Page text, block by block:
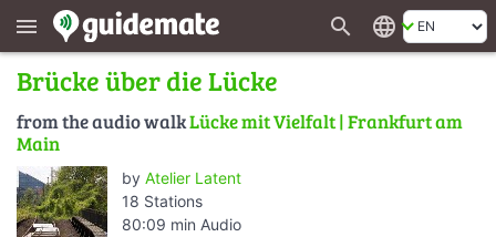
menu search language
Brücke über die Lücke
from the audio walkLücke mit Vielfalt | Frankfurt am
Main
by Atelier Latent
18 Stations
80:09 min Audio